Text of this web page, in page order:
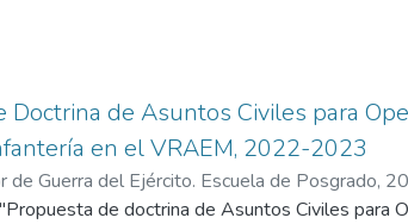
Doctrina de Asuntos Civiles para
en el VRAEM, 2022-2023
de Guerra del Ejército. Escuela de Posgrado,
Alejandro;Solis Toscano, José Luis
de doctrina de Asuntos Civiles para